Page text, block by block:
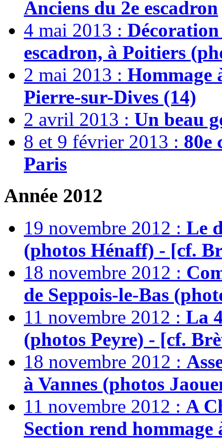
Anciens du 2e escadron
4 mai 2013 :
escadron, à Poitiers
2 mai 2013 : Hommage
Pierre-sur-Dives (14)
2 avril 2013 : Un beau
8 et 9 février 2013 : 80e
Paris
Année 2012
19 novembre 2012 : Le
(photos Hénaff) - [cf.
18 novembre 2012 :
de Seppois-le-Bas
11 novembre 2012 : La
(photos Peyre) - [cf.
18 novembre 2012 :
à Vannes (photos
11 novembre 2012 : A
Section rend